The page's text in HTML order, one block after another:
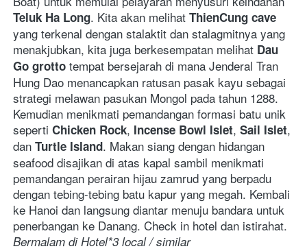
Teluk Ha Long. Kita akan melihat ThienCung cave
yang terkenal dengan stalaktit dan stalagmitnya yang
menakjubkan, kita juga berkesempatan melihat Dau
Go grotto tempat bersejarah di mana Jenderal Tran
Hung Dao menancapkan ratusan pasak kayu sebagai
strategi melawan pasukan Mongol pada tahun 1288.
Kemudian menikmati pemandangan formasi batu unik
seperti Chicken Rock, Incense Bowl Islet, Sail Islet,
dan Turtle Island. Makan siang dengan hidangan
seafood disajikan di atas kapal sambil menikmati
pemandangan perairan hijau zamrud yang berpadu
dengan tebing-tebing batu kapur yang megah. Kembali
ke Hanoi dan langsung diantar menuju bandara untuk
penerbangan ke Danang. Check in hotel dan istirahat.
Bermalam di Hotel*3 local / similar